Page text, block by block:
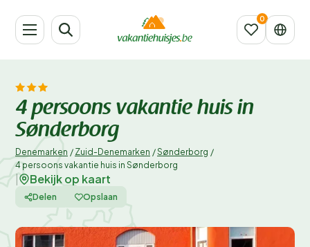
4 persoons vakantie huis in
Sønderborg
Denemarken / Zuid-Denemarken /Sønderborg /
4 persoons vakantie huis in Sønderborg
Bekijk op kaart
Delen Opslaan